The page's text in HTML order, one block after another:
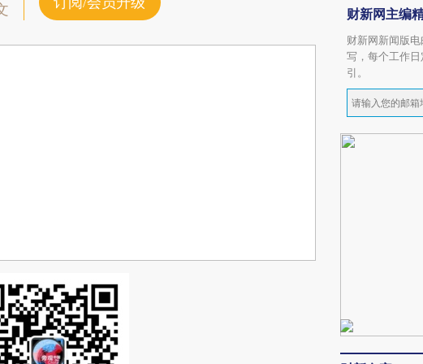
财新网主编
财新网新闻版
写，每个工作
引。